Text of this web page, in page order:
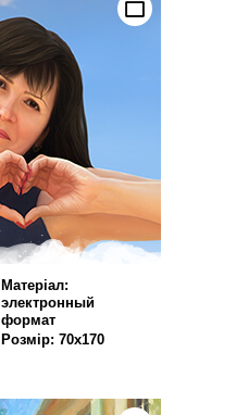
Матеріал:
электронный
формат
Розмір: 70х170